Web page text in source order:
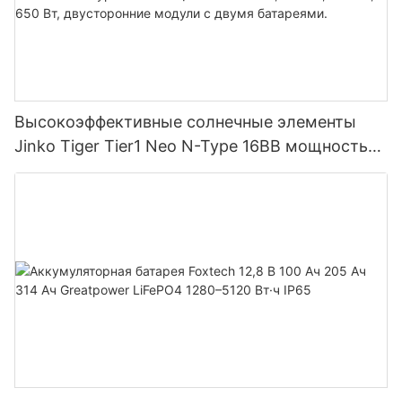
Высокоэффективные солнечные элементы
Jinko Tiger Tier1 Neo N-Type 16BB мощностью
590 Вт, 620 Вт, 630 Вт, 650 Вт, двусторонние